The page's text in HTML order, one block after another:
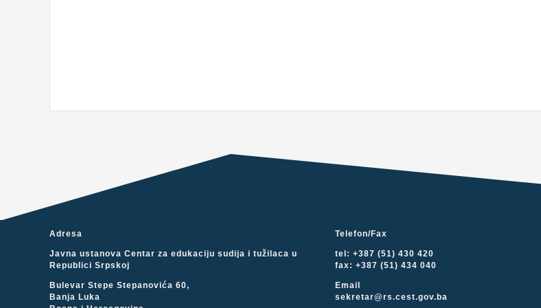
Adresa
Javna ustanova Centar za edukaciju sudija i tužilaca u
Republici Srpskoj
Bulevar Stepe Stepanovića 60,
Banja Luka
Telefon/Fax
tel: +387 (51) 430 420
fax: +387 (51) 434 040
Email
sekretar@rs.cest.gov.ba